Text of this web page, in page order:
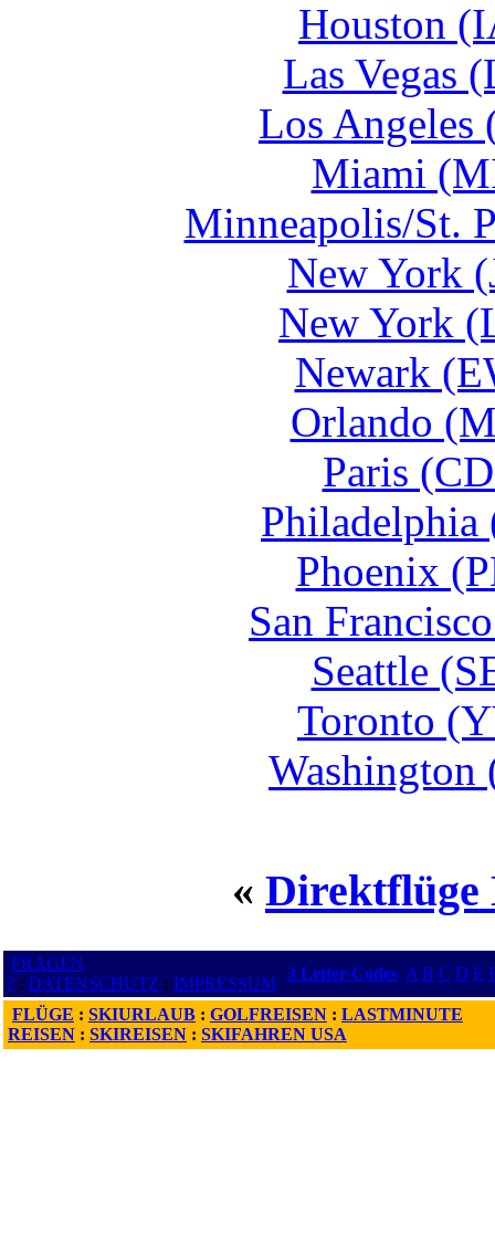
Houston
Las Vegas
Los
Miami
Minneapolis/St.
New York
New York
Newark
Orlando
Paris
Phoenix
San
Seattle
Toronto
« Direktflüge
FRAGEN
? : DATENSCHUTZ : IMPRESSUM
3 Letter-Codes A B C D E
FLÜGE : SKIURLAUB : GOLFREISEN : LASTMINUTE
REISEN : SKIREISEN : SKIFAHREN USA